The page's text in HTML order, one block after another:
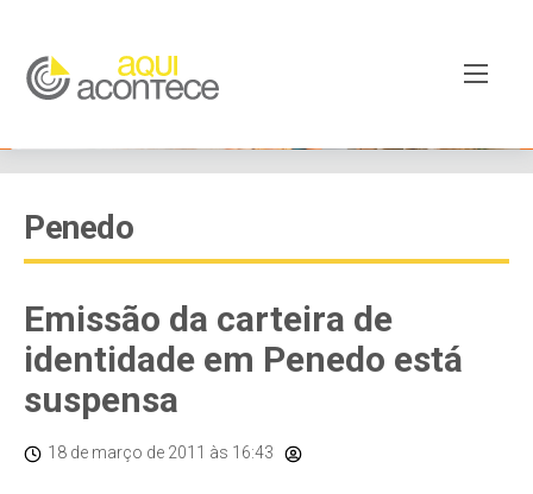
Penedo
Emissão da carteira de
identidade em Penedo está
suspensa
18 de março de 2011 às 16:43